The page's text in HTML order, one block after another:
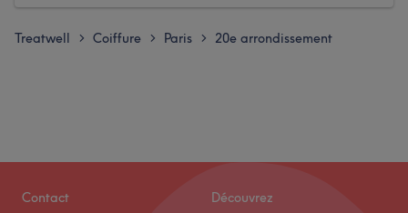
Treatwell > Coiffure > Paris > 20e arrondissement
Contact Découvrez